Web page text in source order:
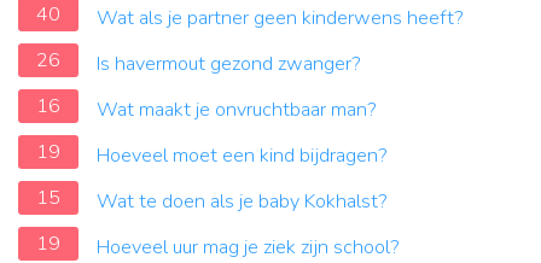
40
Wat als je partner geen kinderwens heeft?
26
Is havermout gezond zwanger?
16
Wat maakt je onvruchtbaar man?
19
Hoeveel moet een kind bijdragen?
15
Wat te doen als je baby Kokhalst?
19
Hoeveel uur mag je ziek zijn school?